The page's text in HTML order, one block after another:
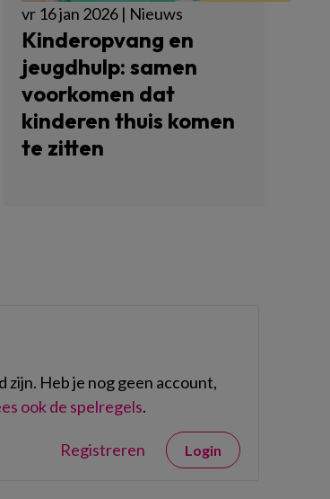
vr 16 jan 2026 | Nieuws
Kinderopvang en
jeugdhulp: samen
voorkomen dat
kinderen thuis komen
te zitten
Heb je nog geen account,
ook de spelregels.
Registreren Login